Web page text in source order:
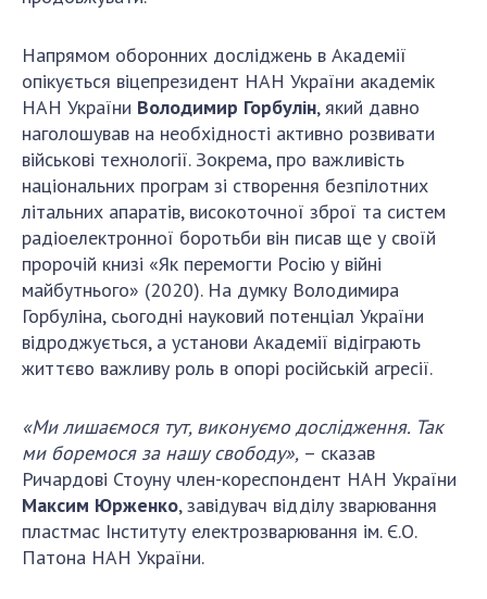
трансфер технологій в наукових установах
надбання
Центри колективного користування
науковими приладами НАН України
Оцінювання ефективності діяльності
наукових установ
Конкурси наукових досліджень НАН України
Відкрита наука в НАН України
Підготовка наукових кадрів
Робота з молоддю
МІЖНАРОДНЕ СПІВРОБІТНИЦТВО
Членство в міжнародних організаціях
Міжнародні угоди
Міжнародні програми та конкурси
ДОКУМЕНТИ
Напрямом оборонних досліджень в Академії
опікується віцепрезидент НАН України академік
НАН України Володимир Горбулін, який давно
наголошував на необхідності активно розвивати
військові технології. Зокрема, про важливість
національних програм зі створення безпілотних
літальних апаратів, високоточної зброї та систем
радіоелектронної боротьби він писав ще у своїй
пророчій книзі «Як перемогти Росію у війні
майбутнього» (2020). На думку Володимира
Горбуліна, сьогодні науковий потенціал України
відроджується, а установи Академії відіграють
життєво важливу роль в опорі російській агресії.
«Ми лишаємося тут, виконуємо дослідження. Так
ми боремося за нашу свободу», – сказав
Ричардові Стоуну член-кореспондент НАН України
Максим Юрженко, завідувач відділу зварювання
пластмас Інституту електрозварювання ім. Є.О.
Патона НАН України.